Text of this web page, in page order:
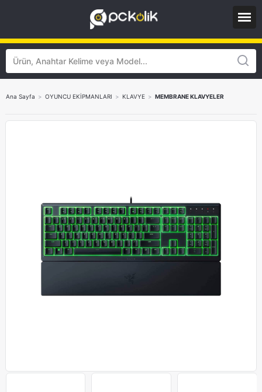
Ana Sayfa > OYUNCU EKİPMANLARI > KLAVYE > MEMBRANE KLAVYELER